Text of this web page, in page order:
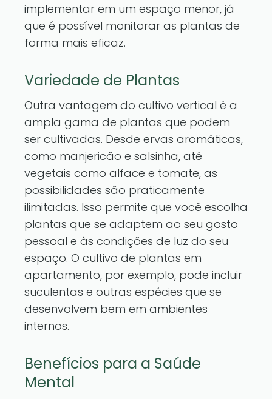
implementar em um espaço menor, já
que é possível monitorar as plantas de
forma mais eficaz.
Variedade de Plantas
Outra vantagem do cultivo vertical é a
ampla gama de plantas que podem
ser cultivadas. Desde ervas aromáticas,
como manjericão e salsinha, até
vegetais como alface e tomate, as
possibilidades são praticamente
ilimitadas. Isso permite que você escolha
plantas que se adaptem ao seu gosto
pessoal e às condições de luz do seu
espaço. O cultivo de plantas em
apartamento, por exemplo, pode incluir
suculentas e outras espécies que se
desenvolvem bem em ambientes
internos.
Benefícios para a Saúde
Mental